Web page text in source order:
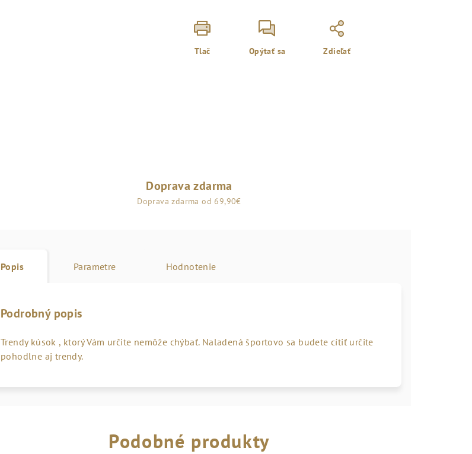
Tlač Opýtať sa Zdieľať
Doprava zdarma
Doprava zdarma od 69,90€
Popis Parametre Hodnotenie
Podrobný popis
Trendy kúsok , ktorý Vám určite nemôže chýbať. Naladená športovo sa budete cítiť určite
pohodlne aj trendy.
Podobné produkty